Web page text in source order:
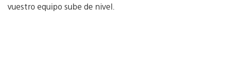
vuestro equipo sube de nivel.